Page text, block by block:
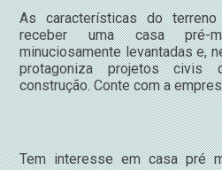
As características do
receber uma casa pré-
minuciosamente levantadas e,
protagoniza projetos civis
construção. Conte com a
Tem interesse em casa pré